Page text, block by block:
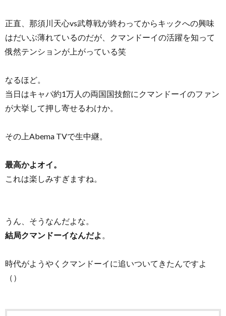
正直、那須川天心vs武尊戦が終わってからキックへの興味
はだいぶ薄れているのだが、クマンドーイの活躍を知って
俄然テンションが上がっている笑
なるほど。
当日はキャパ約1万人の両国国技館にクマンドーイのファン
が大挙して押し寄せるわけか。
その上Abema TVで生中継。
最高かよオイ。
これは楽しみすぎますね。
うん、そうなんだよな。
結局クマンドーイなんだよ
時代がようやくクマンドーイに追いついてきたんですよ
（）